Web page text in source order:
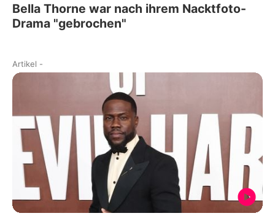
Bella Thorne war nach ihrem Nacktfoto-
Drama "gebrochen"
Artikel -